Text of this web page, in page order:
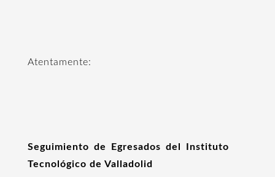
Atentamente:
Seguimiento de Egresados del Instituto
Tecnológico de Valladolid